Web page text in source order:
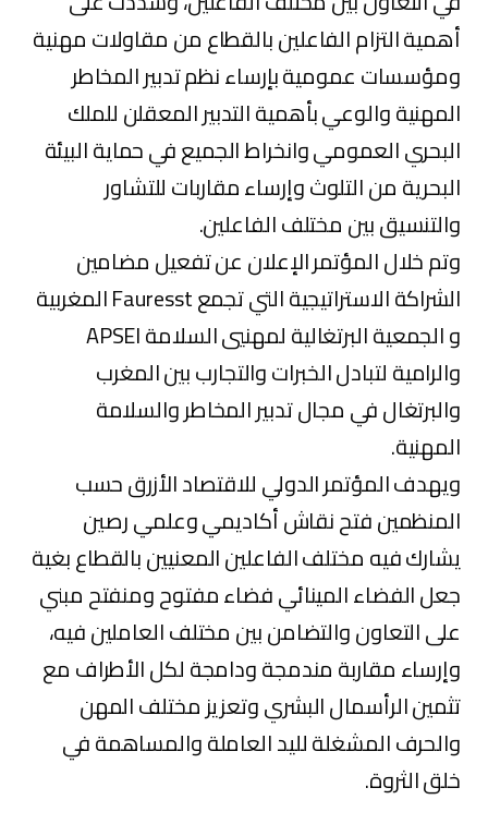
أهمية التزام الفاعلين بالقطاع من مقاولات مهنية
ومؤسسات عمومية بإرساء نظم تدبير المخاطر
المهنية والوعي بأهمية التدبير المعقلن للملك
البحري العمومي وانخراط الجميع في حماية البيئة
البحرية من التلوث وإرساء مقاربات للتشاور
والتنسيق بين مختلف الفاعلين.
وتم خلال المؤتمر الإعلان عن تفعيل مضامين
الشراكة الاستراتيجية التي تجمع Fauresst المغربية
و الجمعية البرتغالية لمهنيي السلامة APSEI
والرامية لتبادل الخبرات والتجارب بين المغرب
والبرتغال في مجال تدبير المخاطر والسلامة
المهنية.
ويهدف المؤتمر الدولي للاقتصاد الأزرق حسب
المنظمين فتح نقاش أكاديمي وعلمي رصين
يشارك فيه مختلف الفاعلين المعنيين بالقطاع بغية
جعل الفضاء المينائي فضاء مفتوح ومنفتح مبني
على التعاون والتضامن بين مختلف العاملين فيه،
وإرساء مقاربة مندمجة ودامجة لكل الأطراف مع
تثمين الرأسمال البشري وتعزيز مختلف المهن
والحرف المشغلة لليد العاملة والمساهمة في
خلق الثروة.